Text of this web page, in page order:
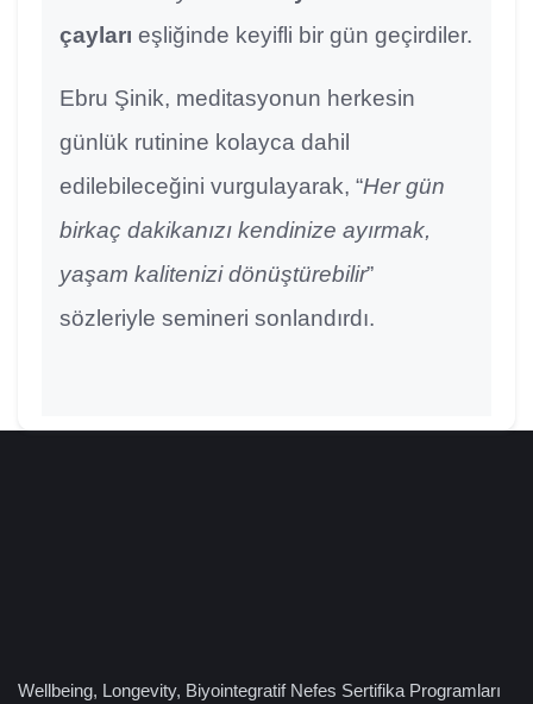
çayları eşliğinde keyifli bir gün geçirdiler.
Ebru Şinik, meditasyonun herkesin
günlük rutinine kolayca dahil
edilebileceğini vurgulayarak, “Her gün
birkaç dakikanızı kendinize ayırmak,
yaşam kalitenizi dönüştürebilir”
sözleriyle semineri sonlandırdı.
Wellbeing, Longevity, Biyointegratif Nefes Sertifika Programları